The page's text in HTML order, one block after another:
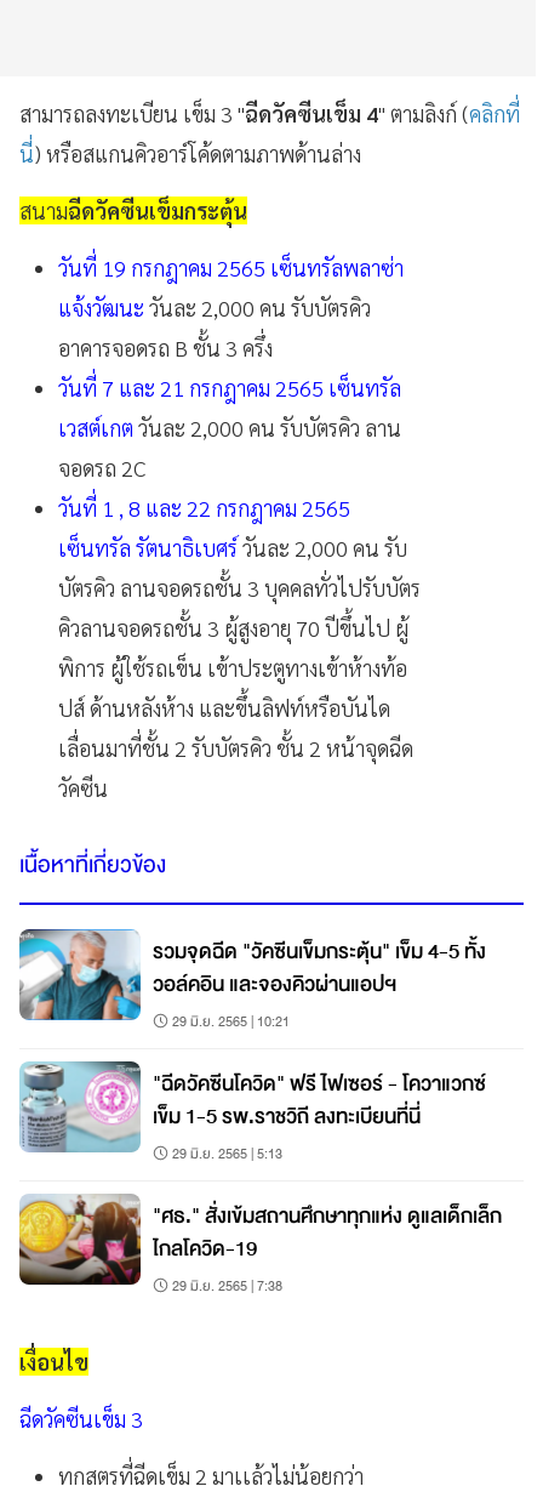
สามารถลงทะเบียน เข็ม 3 "ฉีดวัคซีนเข็ม 4" ตามลิงก์ (คลิกที่
นี่) หรือสแกนคิวอาร์โค้ดตามภาพด้านล่าง
สนามฉีดวัคซีนเข็มกระตุ้น
วันที่ 19 กรกฎาคม 2565 เซ็นทรัลพลาซ่า
แจ้งวัฒนะ วันละ 2,000 คน รับบัตรคิว
อาคารจอดรถ B ชั้น 3 ครึ่ง
วันที่ 7 และ 21 กรกฎาคม 2565 เซ็นทรัล
เวสต์เกต วันละ 2,000 คน รับบัตรคิว ลาน
จอดรถ 2C
วันที่ 1 , 8 และ 22 กรกฎาคม 2565
เซ็นทรัล รัตนาธิเบศร์ วันละ 2,000 คน รับ
บัตรคิว ลานจอดรถชั้น 3 บุคคลทั่วไปรับบัตร
คิวลานจอดรถชั้น 3 ผู้สูงอายุ 70 ปีขึ้นไป ผู้
พิการ ผู้ใช้รถเข็น เข้าประตูทางเข้าห้างท้อ
ปส์ ด้านหลังห้าง และขึ้นลิฟท์หรือบันได
เลื่อนมาที่ชั้น 2 รับบัตรคิว ชั้น 2 หน้าจุดฉีด
วัคซีน
เนื้อหาที่เกี่ยวข้อง
รวมจุดฉีด "วัคซีนเข็มกระตุ้น" เข็ม 4-5 ทั้ง
วอล์คอิน และจองคิวผ่านแอปฯ
29 มิ.ย. 2565 | 10:21
"ฉีดวัคซีนโควิด" ฟรี ไฟเซอร์ - โควาแวกซ์
เข็ม 1-5 รพ.ราชวิถี ลงทะเบียนที่นี่
29 มิ.ย. 2565 | 5:13
"ศธ." สั่งเข้มสถานศึกษาทุกแห่ง ดูแลเด็กเล็ก
ไกลโควิด-19
29 มิ.ย. 2565 | 7:38
เงื่อนไข
ฉีดวัคซีนเข็ม 3
ทุกสูตรที่ฉีดเข็ม 2 มาเเล้วไม่น้อยกว่า